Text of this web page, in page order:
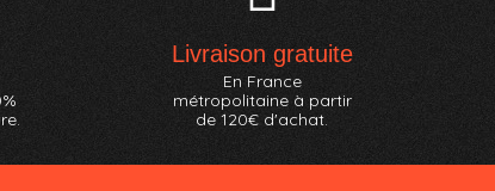
Livraison gratuite
En France
métropolitaine à partir
de 120€ d'achat.